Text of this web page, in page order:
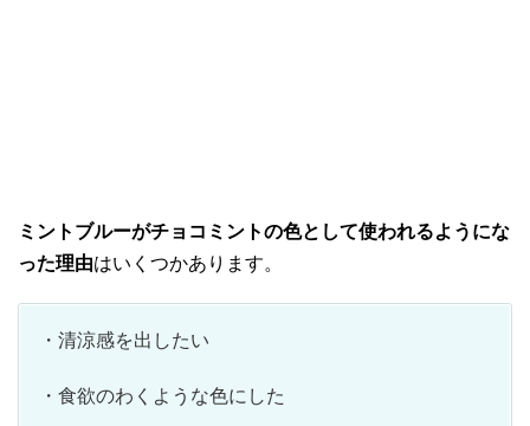
ミントブルーがチョコミントの色として使われるようにな
った理由はいくつかあります。
・清涼感を出したい
・食欲のわくような色にした